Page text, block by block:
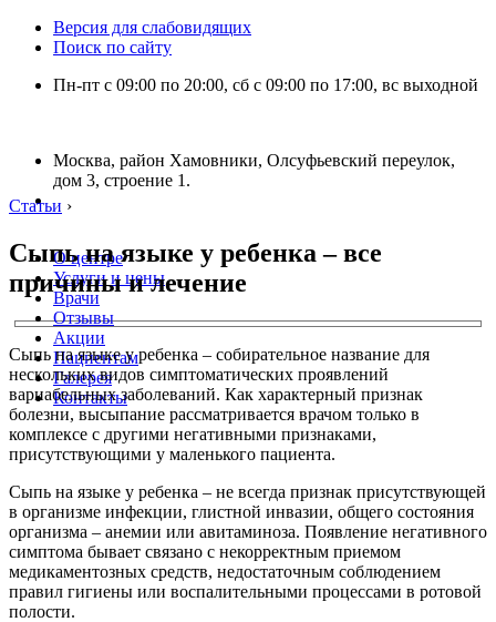
Версия для слабовидящих
Поиск по сайту
Пн-пт с 09:00 по 20:00, сб с 09:00 по 17:00, вс выходной
Москва, район Хамовники, Олсуфьевский переулок,
дом 3, строение 1.
О центре
Услуги и цены
Врачи
Отзывы
Акции
Пациентам
Галерея
Контакты
Статьи ›
Сыпь на языке у ребенка – все
причины и лечение
Сыпь на языке у ребенка – собирательное название для
нескольких видов симптоматических проявлений
вариабельных заболеваний. Как характерный признак
болезни, высыпание рассматривается врачом только в
комплексе с другими негативными признаками,
присутствующими у маленького пациента.
Сыпь на языке у ребенка – не всегда признак присутствующей
в организме инфекции, глистной инвазии, общего состояния
организма – анемии или авитаминоза. Появление негативного
симптома бывает связано с некорректным приемом
медикаментозных средств, недостаточным соблюдением
правил гигиены или воспалительными процессами в ротовой
полости.